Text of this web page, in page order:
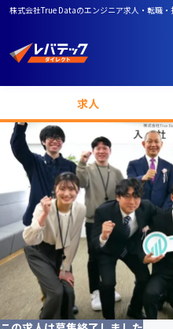
株式会社True Dataのエンジニア求人・転職
求人